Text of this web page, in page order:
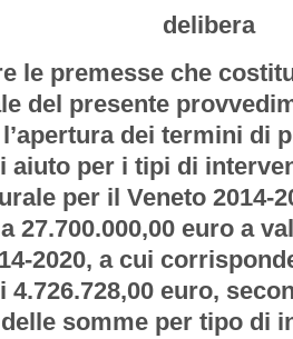
delibera
le premesse che
del presente
dei termini di
aiuto per i tipi di
per il Veneto 2014-
27.700.000,00 euro a
2020, a cui
4.726.728,00 euro,
somme per tipo di